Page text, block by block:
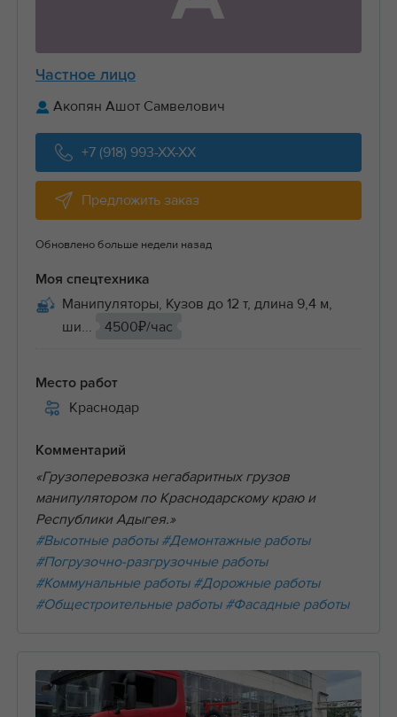
Частное лицо
Акопян Ашот Самвелович
+7 (918) 993-XX-XX
Предложить заказ
Обновлено больше недели назад
Моя спецтехника
Манипуляторы, Кузов до 12 т, длина 9,4 м,
ши...
4500₽/час
Место работ
Краснодар
Комментарий
«Грузоперевозка негабаритных грузов
манипулятором по Краснодарскому краю и
Республики Адыгея.»
#Высотные работы #Демонтажные работы
#Погрузочно-разгрузочные работы
#Коммунальные работы #Дорожные работы
#Общестроительные работы #Фасадные работы